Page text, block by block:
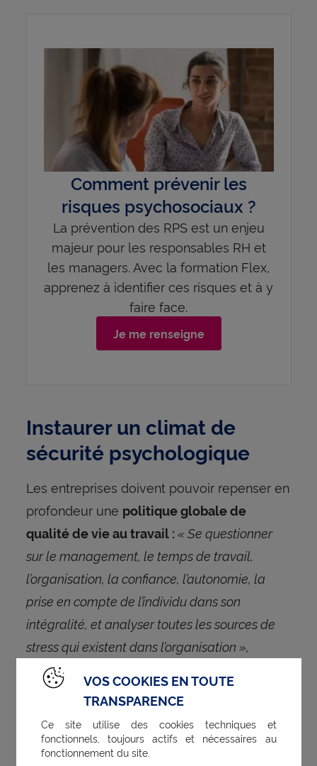
Comment prévenir les
risques psychosociaux ?
La prévention des RPS est un enjeu
majeur pour les responsables RH et
les managers. Avec la formation Flex,
apprenez à identifier ces risques et à y
faire face.
Je me renseigne
Instaurer un climat de
sécurité psychologique
Les entreprises doivent pouvoir repenser en
profondeur une politique globale de
qualité de vie au travail : « Se questionner
sur le management, le temps de travail,
l’organisation, la confiance, l’autonomie, la
prise en compte de l’individu dans son
intégralité, et analyser toutes les sources de
stress qui existent dans l’organisation »,
préconise Fanny Jacq.
la préservation de la santé mentale des
employés.Pas seulement en donnant accès
VOS COOKIES EN TOUTE
TRANSPARENCE
Ce site utilise des cookies techniques et
fonctionnels, toujours actifs et nécessaires au
fonctionnement du site.